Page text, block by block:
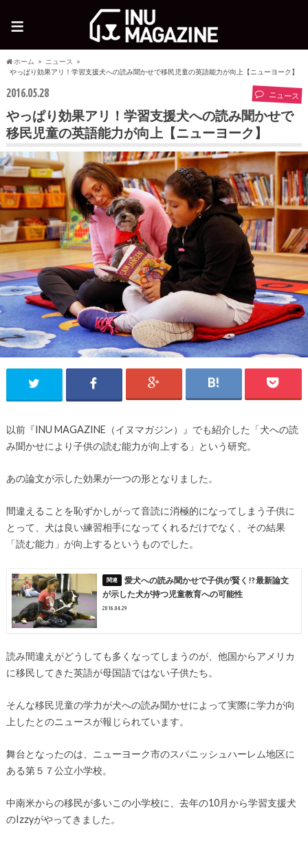
≡
ホーム
ニュース
やっぱり効果アリ！学習支援犬への読み聞かせで移民児童の英語能力が向上【ニューヨーク】
2016.05.28 ニュース
やっぱり効果アリ！学習支援犬への読み聞かせで
移民児童の英語能力が向上【ニューヨーク】
以前『INU MAGAZINE（イヌマガジン）』でも紹介した「犬への読
み聞かせにより子供の読む能力が向上する」という研究。
あの論文が示した効果が一つの形となりました。
間違えることを恥ずかしがって音読に消極的になってしまう子供に
とって、犬は良い練習相手になってくれるだけでなく、その結果
「読む能力」が向上するというものでした。
愛犬への読み聞かせで子供が賢く!? 最新論文
が示した犬が持つ児童教育への可能性
2016.04.29
読み間違えがどうしても多くなってしまうのが、他国からアメリカ
に移民してきた英語が母国語ではない子供たち。
そんな移民児童の学力が犬への読み聞かせによって実際に学力が向
上したとのニュースが報じられています。
舞台となったのは、ニューヨーク市のスパニッシュハーレム地区に
ある第５７公立小学校。
中南米からの移民が多いこの小学校に、去年の10月から学習支援犬
のIzzyがやってきました。